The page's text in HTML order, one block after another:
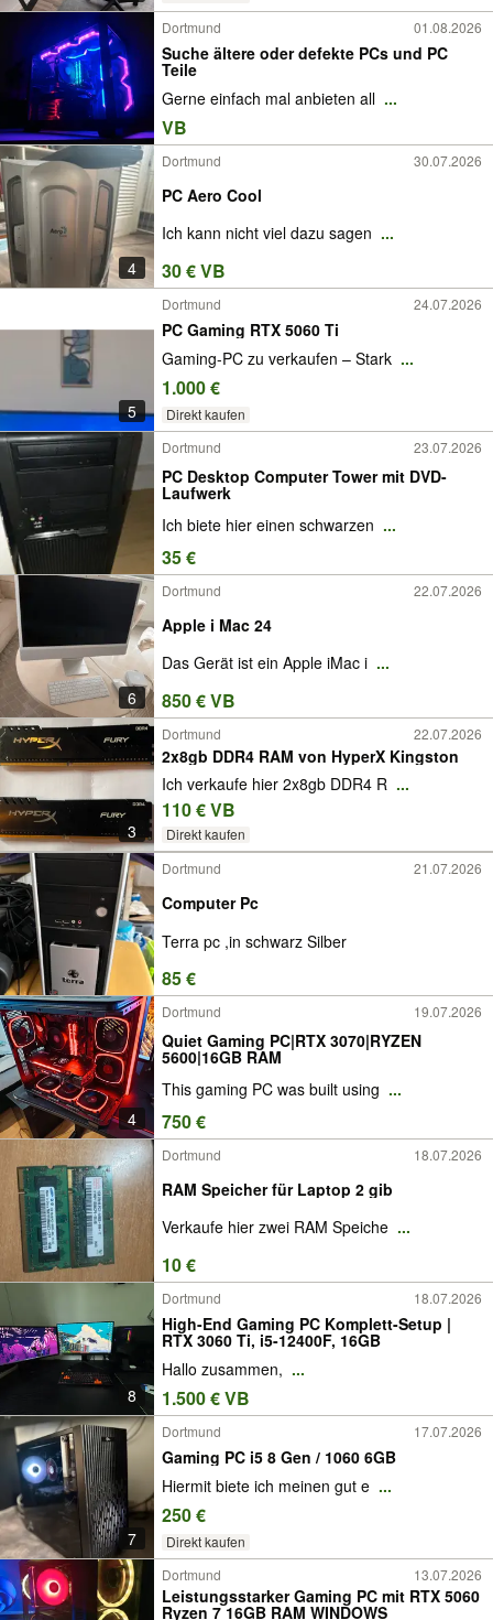
Dortmund
01.08.2026
Suche ältere oder defekte PCs und PC
Teile
Gerne einfach mal anbieten all ...
VB
4
Dortmund 30.07.2026
PC Aero Cool
Ich kann nicht viel dazu sagen ...
30 € VB
5
Dortmund 24.07.2026
PC Gaming RTX 5060 Ti
Gaming-PC zu verkaufen – Stark ...
1.000 €
Direkt kaufen
Dortmund
23.07.2026
PC Desktop Computer Tower mit DVD-
Laufwerk
Ich biete hier einen schwarzen ...
35 €
6
Dortmund 22.07.2026
Apple i Mac 24
Das Gerät ist ein Apple iMac i ...
850 € VB
3
Dortmund 22.07.2026
2x8gb DDR4 RAM von HyperX Kingston
Ich verkaufe hier 2x8gb DDR4 R ...
110 € VB
Direkt kaufen
Dortmund
21.07.2026
Computer Pc
Terra pc ,in schwarz Silber
85 €
4
Dortmund 19.07.2026
Quiet Gaming PC|RTX 3070|RYZEN
5600|16GB RAM
This gaming PC was built using ...
750 €
Dortmund 18.07.2026
RAM Speicher für Laptop 2 gib
Verkaufe hier zwei RAM Speiche ...
10 €
8
Dortmund 18.07.2026
High-End Gaming PC Komplett-Setup |
RTX 3060 Ti, i5-12400F, 16GB
Hallo zusammen, ...
1.500 € VB
7
Dortmund 17.07.2026
Gaming PC i5 8 Gen / 1060 6GB
Hiermit biete ich meinen gut e ...
250 €
Direkt kaufen
Dortmund 13.07.2026
Leistungsstarker Gaming PC mit RTX 5060
Ryzen 7 16GB RAM WINDOWS